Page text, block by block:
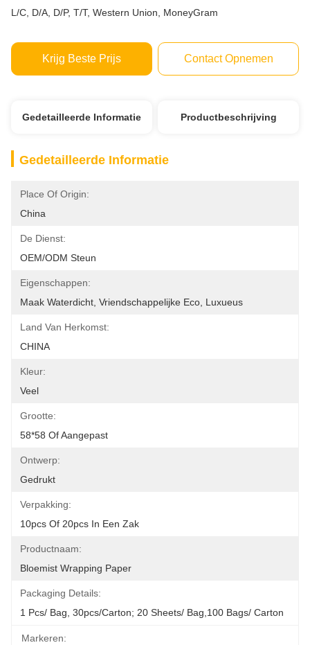
L/C, D/A, D/P, T/T, Western Union, MoneyGram
Krijg Beste Prijs Contact Opnemen
Gedetailleerde Informatie Productbeschrijving
Gedetailleerde Informatie
Place Of Origin:
China
De Dienst:
OEM/ODM Steun
Eigenschappen:
Maak Waterdicht, Vriendschappelijke Eco, Luxueus
Land Van Herkomst:
CHINA
Kleur:
Veel
Grootte:
58*58 Of Aangepast
Ontwerp:
Gedrukt
Verpakking:
10pcs Of 20pcs In Een Zak
Productnaam:
Bloemist Wrapping Paper
Packaging Details:
1 Pcs/ Bag, 30pcs/carton; 20 Sheets/ Bag,100 Bags/ Carton
Markeren: